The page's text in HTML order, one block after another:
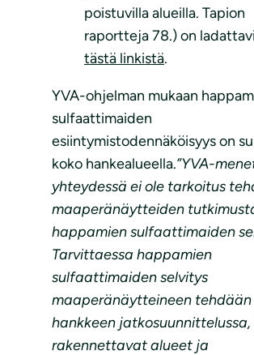
poistuvilla alueilla. Tapion
raportteja 78.) on
tästä linkistä.
YVA-ohjelman mukaan
sulfaattimaiden
esiintymistodennäköisyys on
koko hankealueella.”YVA-
yhteydessä ei ole tarkoitus
maaperänäytteiden
happamien sulfaattimaiden
Tarvittaessa happamien
sulfaattimaiden selvitys
maaperänäytteineen tehdään
hankkeen jatkosuunnittelussa,
rakennettavat alueet ja